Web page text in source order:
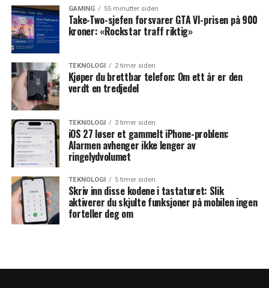
GAMING 55 minutter siden
Take-Two-sjefen forsvarer GTA VI-prisen på 900
kroner: «Rockstar traff riktig»
TEKNOLOGI 2 timer siden
Kjøper du brettbar telefon: Om ett år er den
verdt en tredjedel
TEKNOLOGI 3 timer siden
iOS 27 løser et gammelt iPhone-problem:
Alarmen avhenger ikke lenger av
ringelydvolumet
TEKNOLOGI 5 timer siden
Skriv inn disse kodene i tastaturet: Slik
aktiverer du skjulte funksjoner på mobilen ingen
forteller deg om